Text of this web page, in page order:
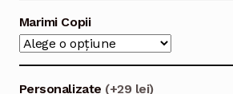
Marimi Copii
Personalizate (+29 lei)